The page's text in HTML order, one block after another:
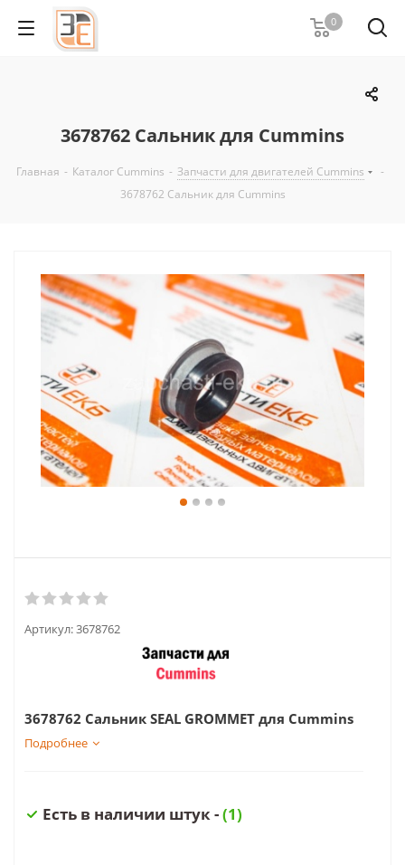
0
3678762 Сальник для Cummins
Главная - Каталог Cummins - Запчасти для двигателей Cummins
-
3678762 Сальник для Cummins
Артикул:3678762
3678762 Сальник SEAL GROMMET для Cummins
Подробнее
Есть в наличии штук -(1)